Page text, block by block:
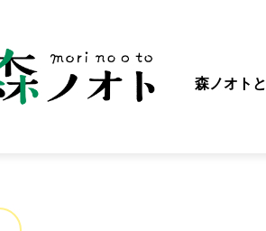
森ノオト